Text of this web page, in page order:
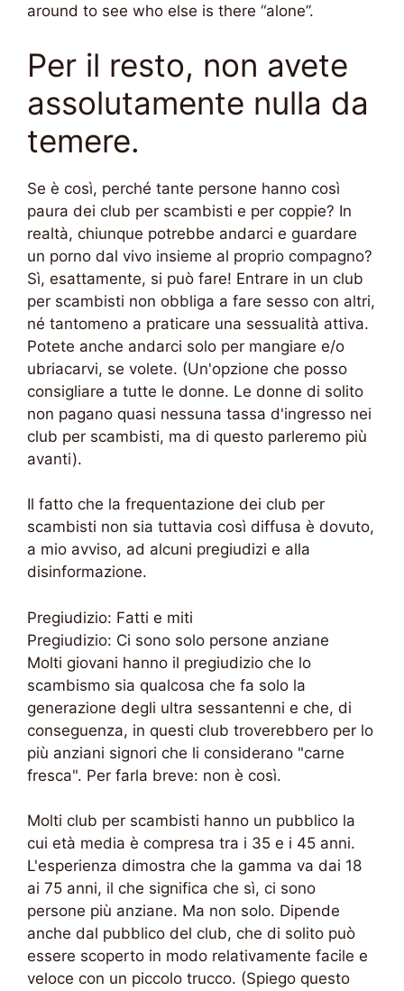
around to see who else is there “alone”.
Per il resto, non avete
assolutamente nulla da
temere.
Se è così, perché tante persone hanno così
paura dei club per scambisti e per coppie? In
realtà, chiunque potrebbe andarci e guardare
un porno dal vivo insieme al proprio compagno?
Sì, esattamente, si può fare! Entrare in un club
per scambisti non obbliga a fare sesso con altri,
né tantomeno a praticare una sessualità attiva.
Potete anche andarci solo per mangiare e/o
ubriacarvi, se volete. (Un'opzione che posso
consigliare a tutte le donne. Le donne di solito
non pagano quasi nessuna tassa d'ingresso nei
club per scambisti, ma di questo parleremo più
avanti).
Il fatto che la frequentazione dei club per
scambisti non sia tuttavia così diffusa è dovuto,
a mio avviso, ad alcuni pregiudizi e alla
disinformazione.
Pregiudizio: Fatti e miti
Pregiudizio: Ci sono solo persone anziane
Molti giovani hanno il pregiudizio che lo
scambismo sia qualcosa che fa solo la
generazione degli ultra sessantenni e che, di
conseguenza, in questi club troverebbero per lo
più anziani signori che li considerano "carne
fresca". Per farla breve: non è così.
Molti club per scambisti hanno un pubblico la
cui età media è compresa tra i 35 e i 45 anni.
L'esperienza dimostra che la gamma va dai 18
ai 75 anni, il che significa che sì, ci sono
persone più anziane. Ma non solo. Dipende
anche dal pubblico del club, che di solito può
essere scoperto in modo relativamente facile e
veloce con un piccolo trucco. (Spiego questo